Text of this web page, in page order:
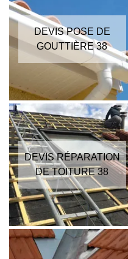
DEVIS POSE DE
GOUTTIÈRE 38
DEVIS RÉPARATION
DE TOITURE 38